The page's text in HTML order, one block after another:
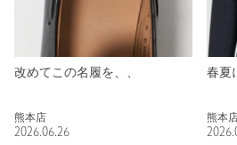
改めてこの名履を、、
熊本店
2026.06.26
春夏
熊本店